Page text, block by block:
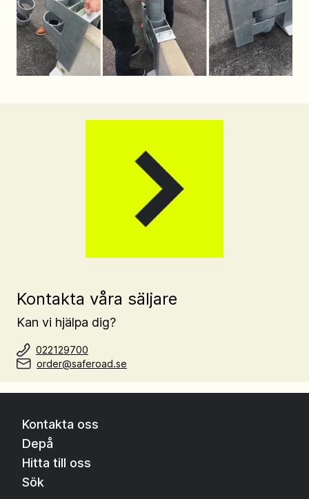
Kontakta våra säljare
Kan vi hjälpa dig?
022129700
order@saferoad.se
Kontakta oss
Depå
Hitta till oss
Sök